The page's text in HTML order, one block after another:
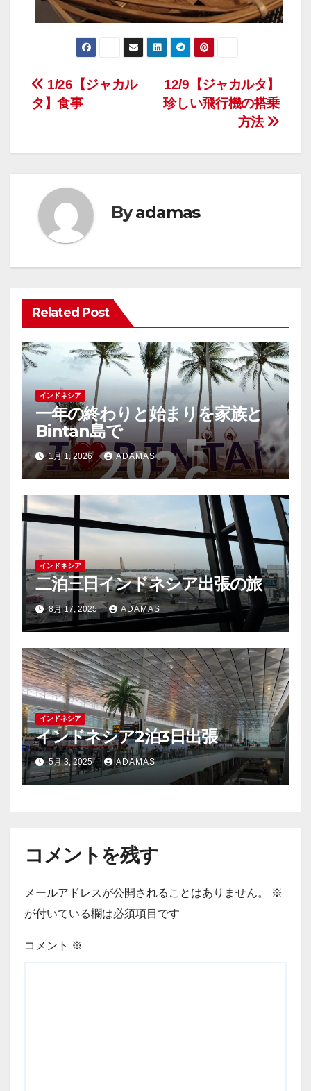
投
稿
ナ
ゲ
ー
ン
12/9【ジャカルタ】
珍しい飛行機の搭乗
方法
1/26【ジャカル
タ】食事
Byadamas
Related Post
インドネシア
一年の終わりと始まりを家族と
Bintan島で
1月 1, 2026 ADAMAS
インドネシア
二泊三日インドネシア出張の旅
8月 17, 2025 ADAMAS
インドネシア
インドネシア2泊3日出張
5月 3, 2025 ADAMAS
コメントを残す
メールアドレスが公開されることはありません。
※
が付いている欄は必須項目です
コメント ※